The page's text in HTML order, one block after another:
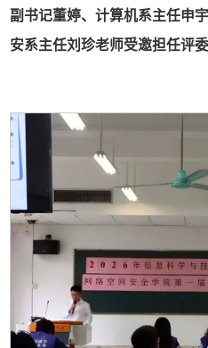
副书记董婷、计算机系主任申
安系主任刘珍老师受邀担任评